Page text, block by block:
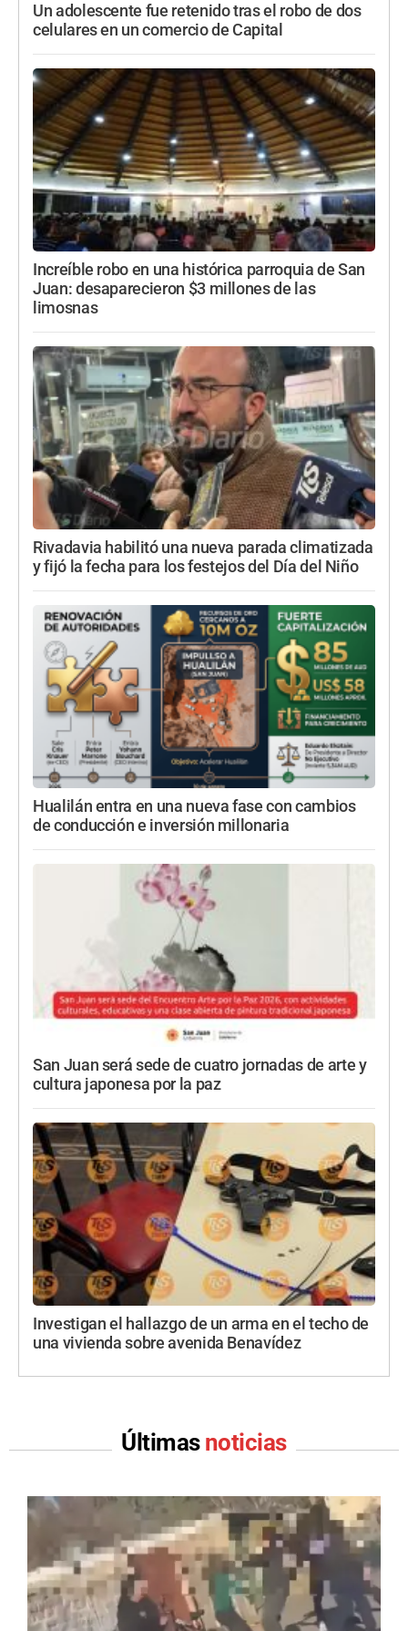
Un adolescente fue retenido tras el robo de dos
celulares en un comercio de Capital
Increíble robo en una histórica parroquia de San
Juan: desaparecieron $3 millones de las
limosnas
Rivadavia habilitó una nueva parada climatizada
y fijó la fecha para los festejos del Día del Niño
Hualilán entra en una nueva fase con cambios
de conducción e inversión millonaria
San Juan será sede de cuatro jornadas de arte y
cultura japonesa por la paz
Investigan el hallazgo de un arma en el techo de
una vivienda sobre avenida Benavídez
Últimas noticias